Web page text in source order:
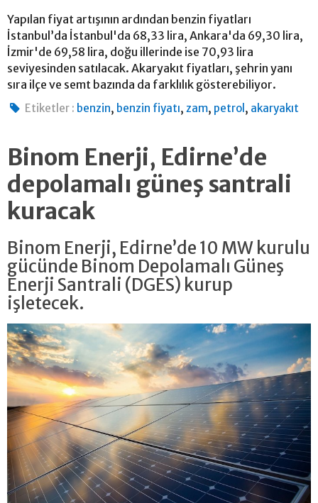
Yapılan fiyat artışının ardından benzin fiyatları
İstanbul’da İstanbul'da 68,33 lira, Ankara'da 69,30 lira,
İzmir'de 69,58 lira, doğu illerinde ise 70,93 lira
seviyesinden satılacak. Akaryakıt fiyatları, şehrin yanı
sıra ilçe ve semt bazında da farklılık gösterebiliyor.
Etiketler : benzin, benzin fiyatı, zam, petrol , akaryakıt
Binom Enerji, Edirne’de
depolamalı güneş santrali
kuracak
Binom Enerji, Edirne’de 10 MW kurulu
gücünde Binom Depolamalı Güneş
Enerji Santrali (DGES) kurup
işletecek.